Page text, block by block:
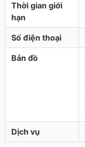
Thời gian giới
hạn
Số điện thoại
Bản đồ
Dịch vụ